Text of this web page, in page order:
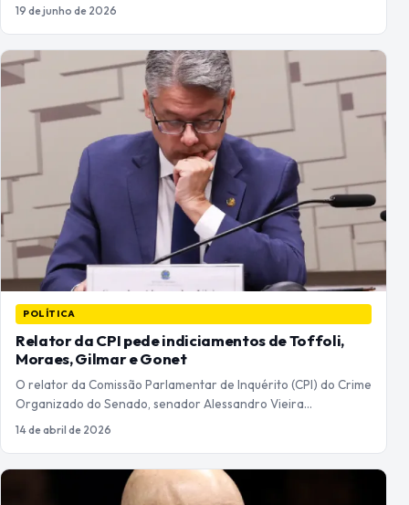
19 de junho de 2026
POLÍTICA
Relator da CPI pede indiciamentos de Toffoli,
Moraes, Gilmar e Gonet
O relator da Comissão Parlamentar de Inquérito (CPI) do Crime
Organizado do Senado, senador Alessandro Vieira…
14 de abril de 2026